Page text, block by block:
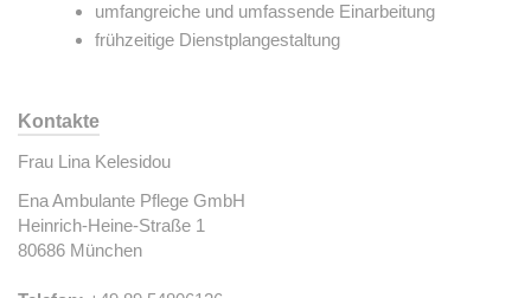
umfangreiche und umfassende Einarbeitung
frühzeitige Dienstplangestaltung
Kontakte
Frau Lina Kelesidou
Ena Ambulante Pflege GmbH
Heinrich-Heine-Straße 1
80686 München